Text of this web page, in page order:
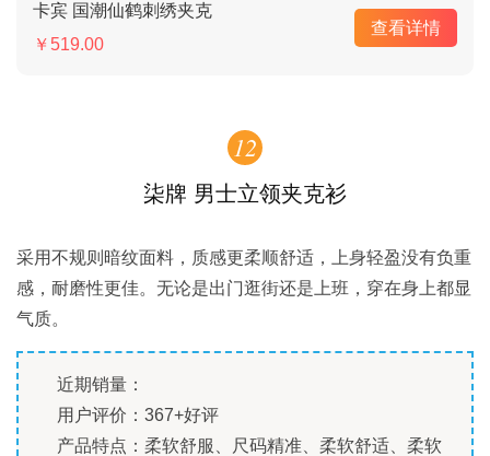
卡宾 国潮仙鹤刺绣夹克
￥519.00
查看详情
12
柒牌 男士立领夹克衫
采用不规则暗纹面料，质感更柔顺舒适，上身轻盈没有负重
感，耐磨性更佳。无论是出门逛街还是上班，穿在身上都显
气质。
近期销量：
用户评价：367+好评
产品特点：柔软舒服、尺码精准、柔软舒适、柔软